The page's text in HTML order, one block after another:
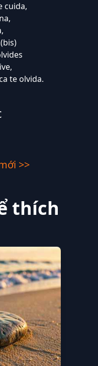
cuida,
te olvida.
>>
thích